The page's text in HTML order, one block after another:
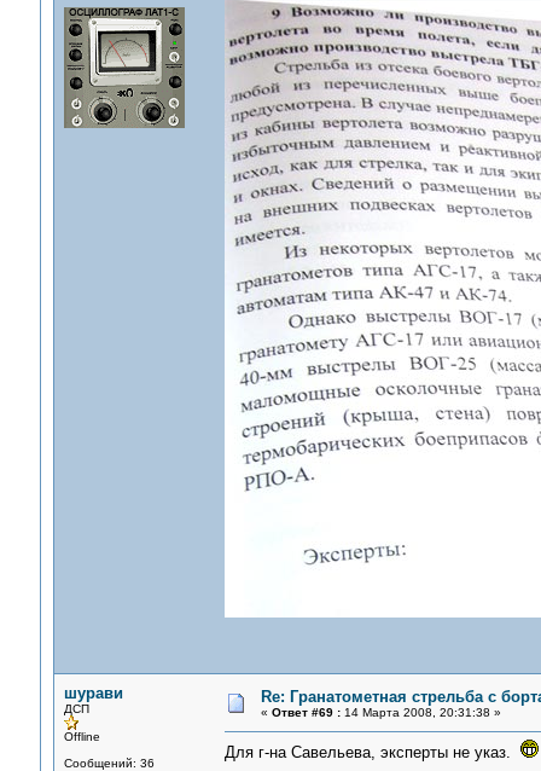
шурави
ДСП
Offline
Сообщений: 36
Re: Гранатометная стрельба с
« Ответ #69 :14 Марта 2008, 20:31:38 »
Для г-на Савельева, эксперты не указ.